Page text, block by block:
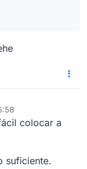
colocar a
suficiente.